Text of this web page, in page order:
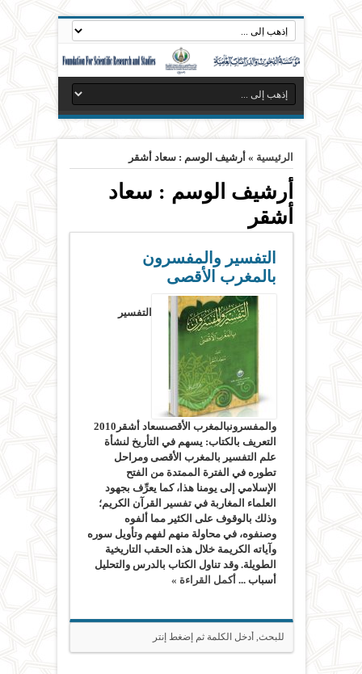
الرئيسية » أرشيف الوسم : سعاد أشقر
أرشيف الوسم : سعاد
أشقر
التفسير والمفسرون
بالمغرب الأقصى
التفسير
والمفسرونبالمغرب الأقصىسعاد أشقر2010
التعريف بالكتاب: يسهم في التأريخ لنشأة
علم التفسير بالمغرب الأقصى ومراحل
تطوره في الفترة الممتدة من الفتح
الإسلامي إلى يومنا هذا، كما يعرِّف بجهود
العلماء المغاربة في تفسير القرآن الكريم؛
وذلك بالوقوف على الكثير مما ألفوه
وصنفوه، في محاولة منهم لفهم وتأويل سوره
وآياته الكريمة خلال هذه الحقب التاريخية
الطويلة. وقد تناول الكتاب بالدرس والتحليل
أسباب ... أكمل القراءة »